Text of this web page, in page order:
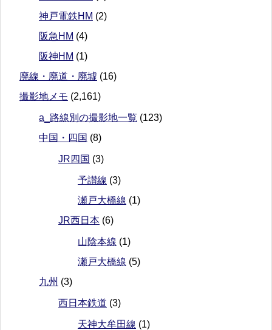
神戸電鉄HM (2)
阪急HM (4)
阪神HM (1)
廃線・廃道・廃墟 (16)
撮影地メモ (2,161)
a_路線別の撮影地一覧 (123)
中国・四国 (8)
JR四国 (3)
予讃線 (3)
瀬戸大橋線 (1)
JR西日本 (6)
山陰本線 (1)
瀬戸大橋線 (5)
九州 (3)
西日本鉄道 (3)
天神大牟田線 (1)